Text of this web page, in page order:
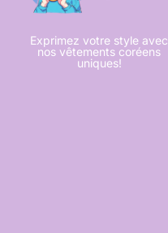
Exprimez votre style avec
nos vêtements coréens
uniques!